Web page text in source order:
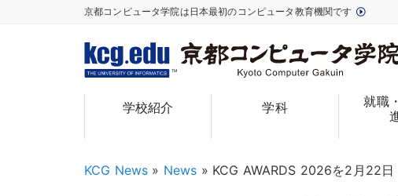
京都コンピュータ学院は日本最初のコンピュータ教育機関です
TM
学校紹介 学科
就職
KCG News » News » KCG AWARDS 2026を2月22日